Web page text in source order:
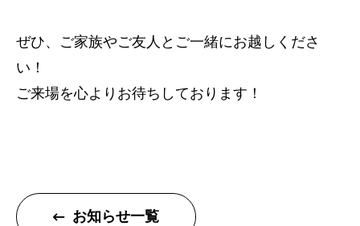
注文住宅
環境事業
ぜひ、ご家族やご友人とご一緒にお越しくださ
い！
ご来場を心よりお待ちしております！
お知らせ一覧